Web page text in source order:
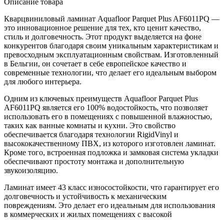
Описание товара
Кварцвиниловый ламинат Aquafloor Parquet Plus AF6011PQ —
это инновационное решение для тех, кто ценит качество,
стиль и долговечность. Этот продукт выделяется на фоне
конкурентов благодаря своим уникальным характеристикам и
превосходным эксплуатационным свойствам. Изготовленный
в Бельгии, он сочетает в себе европейское качество и
современные технологии, что делает его идеальным выбором
для любого интерьера.
Одним из ключевых преимуществ Aquafloor Parquet Plus
AF6011PQ является его 100% водостойкость, что позволяет
использовать его в помещениях с повышенной влажностью,
таких как ванные комнаты и кухни. Это свойство
обеспечивается благодаря технологии RigidVinyl и
высококачественному ПВХ, из которого изготовлен ламинат.
Кроме того, встроенная подложка и замковая система укладки
обеспечивают простоту монтажа и дополнительную
звукоизоляцию.
Ламинат имеет 43 класс износостойкости, что гарантирует его
долговечность и устойчивость к механическим
повреждениям. Это делает его идеальным для использования
в коммерческих и жилых помещениях с высокой